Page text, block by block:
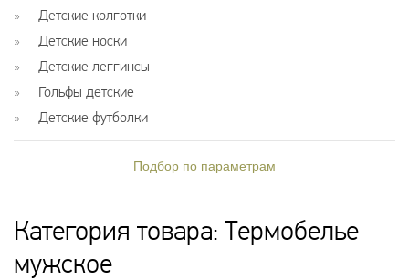
Детские колготки
Детские носки
Детские леггинсы
Гольфы детские
Детские футболки
Подбор по параметрам
Категория товара: Термобелье
мужское